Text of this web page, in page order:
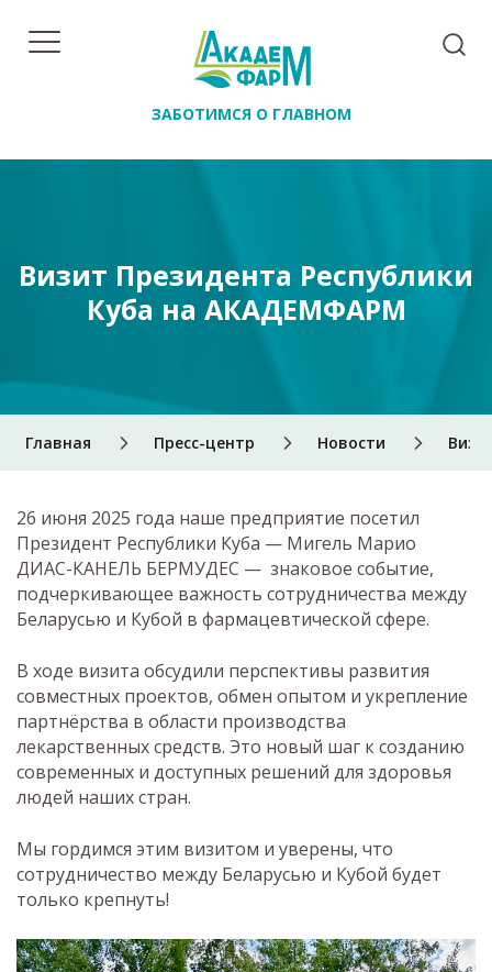
ЗАБОТИМСЯ О ГЛАВНОМ
Главная Пресс-центр Новости
Визит Президента Республики
Куба на АКАДЕМФАРМ
26 июня 2025 года наше предприятие посетил
Президент Республики Куба — Мигель Марио
ДИАС-КАНЕЛЬ БЕРМУДЕС — знаковое событие,
подчеркивающее важность сотрудничества между
Беларусью и Кубой в фармацевтической сфере.
В ходе визита обсудили перспективы развития
совместных проектов, обмен опытом и укрепление
партнёрства в области производства
лекарственных средств. Это новый шаг к созданию
современных и доступных решений для здоровья
людей наших стран.
Мы гордимся этим визитом и уверены, что
сотрудничество между Беларусью и Кубой будет
только крепнуть!